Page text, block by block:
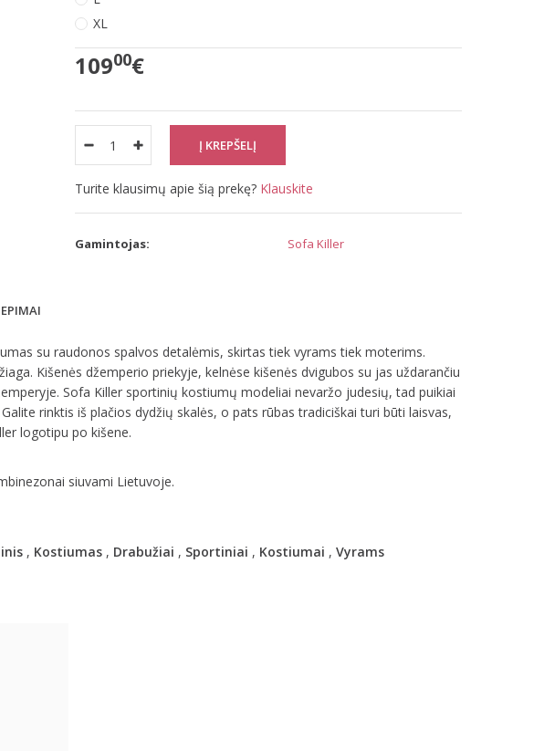
XL
10900€
Turite klausimų apie šią prekę? Klauskite
Gamintojas: Sofa Killer
su raudonos spalvos detalėmis, skirtas tiek vyrams tiek moterims.
Kišenės džemperio priekyje, kelnėse kišenės dvigubos su jas uždarančiu
Sofa Killer sportinių kostiumų modeliai nevaržo judesių, tad puikiai
rinktis iš plačios dydžių skalės, o pats rūbas tradiciškai turi būti laisvas,
logotipu po kišene.
siuvami Lietuvoje.
, Kostiumas, Drabužiai , Sportiniai , Kostiumai , Vyrams